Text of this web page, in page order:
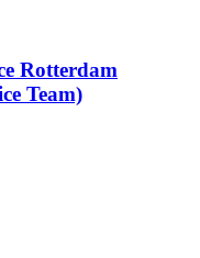
Rotterdam
Team)